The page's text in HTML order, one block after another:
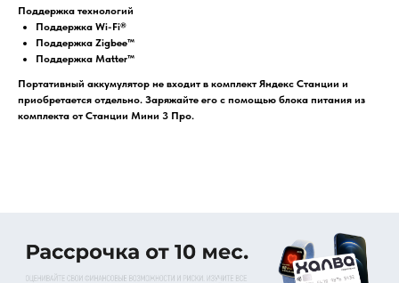
Поддержка технологий
Поддержка Wi-Fi®
Поддержка Zigbee™
Поддержка Matter™
Портативный аккумулятор не входит в комплект Яндекс Станции и
приобретается отдельно. Заряжайте его с помощью блока питания из
комплекта от Станции Мини 3 Про.